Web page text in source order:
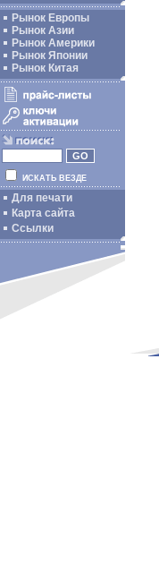
Рынок Европы
Рынок Азии
Рынок Америки
Рынок Японии
Рынок Китая
ИСКАТЬ ВЕЗДЕ
Для печати
Карта сайта
Ссылки